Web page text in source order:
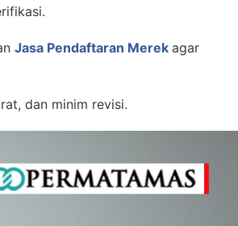
Jasa Pendaftaran Merek agar
dan minim revisi.